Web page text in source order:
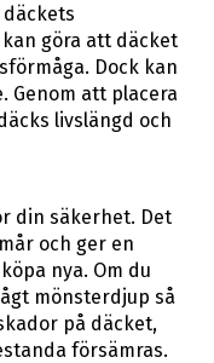
göra att däcket
Dock kan
Genom att placera
livslängd och
din säkerhet. Det
och ger en
nya. Om du
mönsterdjup så
på däcket,
försämras.